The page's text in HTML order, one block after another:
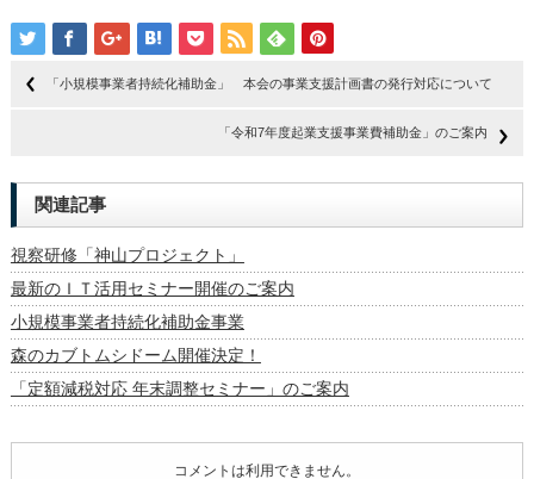
「小規模事業者持続化補助金」 本会の事業支援計画書の発行対応について
「令和7年度起業支援事業費補助金」のご案内
関連記事
視察研修「神山プロジェクト」
最新のＩＴ活用セミナー開催のご案内
小規模事業者持続化補助金事業
森のカブトムシドーム開催決定！
「定額減税対応 年末調整セミナー」のご案内
コメントは利用できません。